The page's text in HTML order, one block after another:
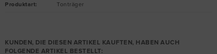
Produktart: Tonträger
KUNDEN, DIE DIESEN ARTIKEL KAUFTEN, HABEN AUCH
FOLGENDE ARTIKEL BESTELLT: